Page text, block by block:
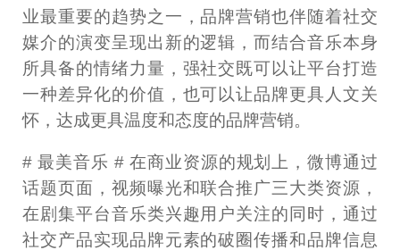
业最重要的趋势之一，品牌营销也伴随着社交
媒介的演变呈现出新的逻辑，而结合音乐本身
所具备的情绪力量，强社交既可以让平台打造
一种差异化的价值，也可以让品牌更具人文关
怀，达成更具温度和态度的品牌营销。
# 最美音乐 # 在商业资源的规划上，微博通过
话题页面，视频曝光和联合推广三大类资源，
在剧集平台音乐类兴趣用户关注的同时，通过
社交产品实现品牌元素的破圈传播和品牌信息